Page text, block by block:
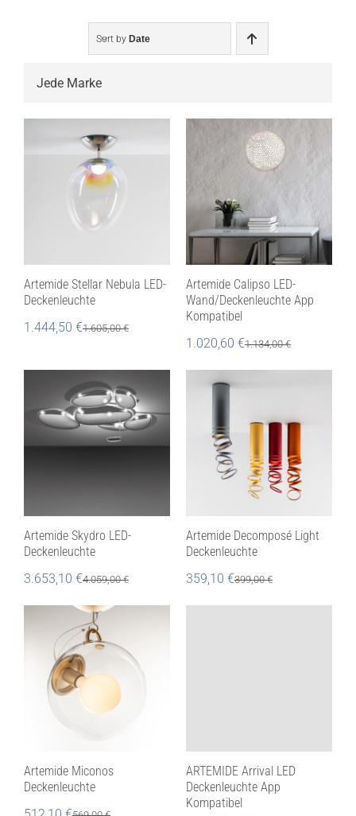
Sort by Date
Artemide Stellar Nebula LED-
Deckenleuchte
1.444,50 €1.605,00€
Artemide Calipso LED-
Wand/Deckenleuchte App
Kompatibel
1.020,60 €1.134,00€
Artemide Skydro LED-
Deckenleuchte
3.653,10 €4.059,00€
Artemide Decomposé Light
Deckenleuchte
359,10 €399,00€
Artemide Miconos
Deckenleuchte
ARTEMIDE Arrival LED
Deckenleuchte App
Kompatibel